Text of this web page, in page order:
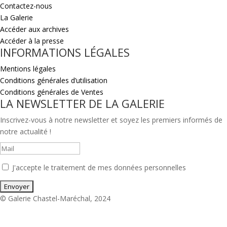
Contactez-nous
La Galerie
Accéder aux archives
Accéder à la presse
INFORMATIONS LÉGALES
Mentions légales
Conditions générales d’utilisation
Conditions générales de Ventes
LA NEWSLETTER DE LA GALERIE
Inscrivez-vous à notre newsletter et soyez les premiers informés de
notre actualité !
J'accepte le traitement de mes données personnelles
© Galerie Chastel-Maréchal, 2024